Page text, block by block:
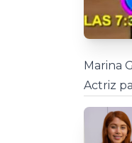
Marina
Actriz